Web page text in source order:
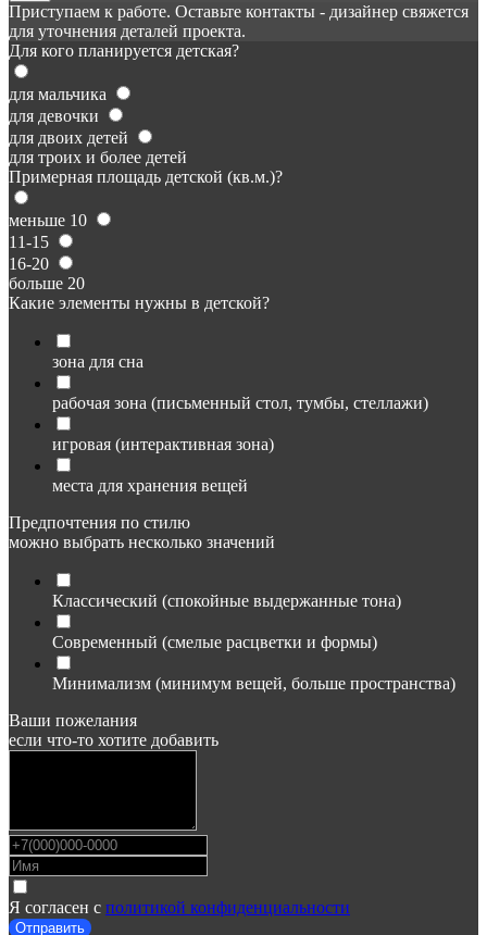
Приступаем к работе. Оставьте контакты - дизайнер свяжется
для уточнения деталей проекта.
Для кого планируется детская?
для мальчика
для девочки
для двоих детей
для троих и более детей
Примерная площадь детской (кв.м.)?
меньше 10
11-15
16-20
больше 20
Какие элементы нужны в детской?
зона для сна
рабочая зона (письменный стол, тумбы, стеллажи)
игровая (интерактивная зона)
места для хранения вещей
Предпочтения по стилю
можно выбрать несколько значений
Классический (спокойные выдержанные тона)
Современный (смелые расцветки и формы)
Минимализм (минимум вещей, больше пространства)
Ваши пожелания
если что-то хотите добавить
Я согласен с политикой конфиденциальности
Отправить